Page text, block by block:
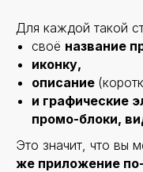
Для каждой такой
своё название
иконку,
описание
и графические
промо-блоки,
Это значит, что вы
же приложение